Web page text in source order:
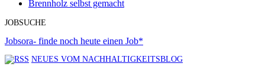
Brennholz selbst gemacht
JOBSUCHE
Jobsora- finde noch heute einen Job*
NEUES VOM NACHHALTIGKEITSBLOG